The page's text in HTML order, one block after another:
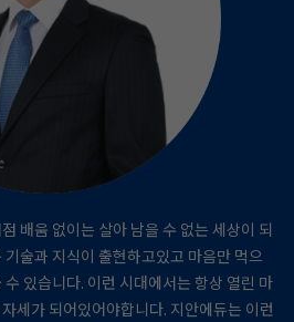
배움 없이는 살아 남을 수 없는 세상이 되
기술과 지식이 출현하고있고 마음만 먹으
있습니다. 이런 시대에서는 항상 열린 마
세가 되어있어야합니다. 지안에듀는 이런